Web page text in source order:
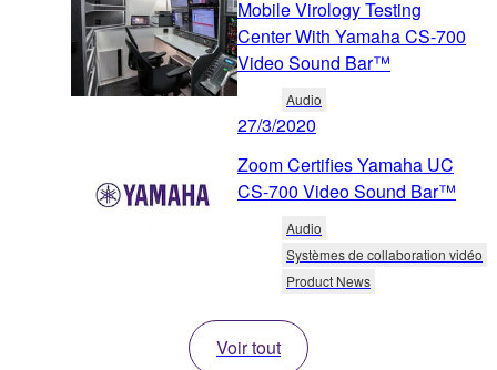
Mobile Virology Testing
Center With Yamaha CS-700
Video Sound Bar™
Audio
27/3/2020
Zoom Certifies Yamaha UC
CS-700 Video Sound Bar™
Audio
Systèmes de collaboration vidéo
Product News
Voir tout